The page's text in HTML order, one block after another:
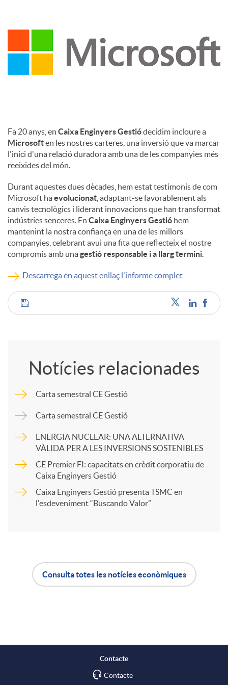
c
a
o
r
d
e
c
o
n
n
u
Fa 20 anys, en Caixa Enginyers Gestiódecidim incloure a
Microsoften les nostres carteres, una inversió que va marcar
l'inici d'una relació duradora amb una de les companyies més
reeixides del món.
Durant aquestes dues dècades, hem estat testimonis de com
Microsoft haevolucionat , adaptant-se favorablement als
canvis tecnològics i liderant innovacions que han transformat
indústries senceres. En Caixa Enginyers Gestió hem
mantenint la nostra confiança en una de les millors
companyies, celebrant avui una fita que reflecteix el nostre
compromís amb unagestió responsable i a llarg termini.
Descarrega en aquest enllaç l'informe complet
C
m
p
X
Notícies relacionades
Carta semestral CE Gestió
Carta semestral CE Gestió
ENERGIA NUCLEAR: UNA ALTERNATIVA
VÀLIDA PER A LES INVERSIONS SOSTENIBLES
CE Premier FI: capacitats en crèdit corporatiu de
Caixa Enginyers Gestió
Caixa Enginyers Gestió presenta TSMC en
l'esdeveniment “Buscando Valor”
Consulta totes les notícies econòmiques
Contacte
Contacte